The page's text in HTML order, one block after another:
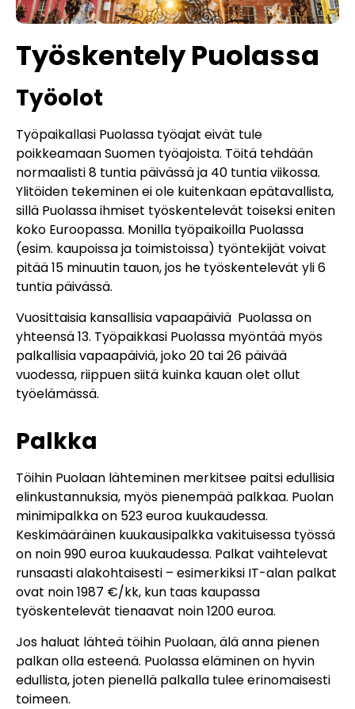
Työskentely Puolassa
Työolot
Työpaikallasi Puolassa työajat eivät tule
poikkeamaan Suomen työajoista. Töitä tehdään
normaalisti 8 tuntia päivässä ja 40 tuntia viikossa.
Ylitöiden tekeminen ei ole kuitenkaan epätavallista,
sillä Puolassa ihmiset työskentelevät toiseksi eniten
koko Euroopassa. Monilla työpaikoilla Puolassa
(esim. kaupoissa ja toimistoissa) työntekijät voivat
pitää 15 minuutin tauon, jos he työskentelevät yli 6
tuntia päivässä.
Vuosittaisia kansallisia vapaapäiviä Puolassa on
yhteensä 13. Työpaikkasi Puolassa myöntää myös
palkallisia vapaapäiviä, joko 20 tai 26 päivää
vuodessa, riippuen siitä kuinka kauan olet ollut
työelämässä.
Palkka
Töihin Puolaan lähteminen merkitsee paitsi edullisia
elinkustannuksia, myös pienempää palkkaa. Puolan
minimipalkka on 523 euroa kuukaudessa.
Keskimääräinen kuukausipalkka vakituisessa työssä
on noin 990 euroa kuukaudessa. Palkat vaihtelevat
runsaasti alakohtaisesti – esimerkiksi IT-alan palkat
ovat noin 1987 €/kk, kun taas kaupassa
työskentelevät tienaavat noin 1200 euroa.
Jos haluat lähteä töihin Puolaan, älä anna pienen
palkan olla esteenä. Puolassa eläminen on hyvin
edullista, joten pienellä palkalla tulee erinomaisesti
toimeen.